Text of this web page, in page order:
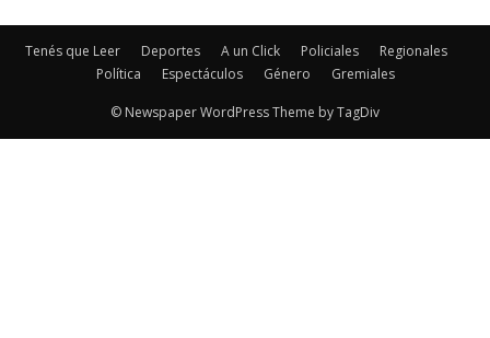
Tenés que Leer Deportes A un Click Policiales
Regionales
Política
Espectáculos Género Gremiales
© Newspaper WordPress Theme by TagDiv